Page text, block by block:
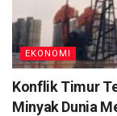
EKONOMI
Konflik Timur
Minyak Dunia